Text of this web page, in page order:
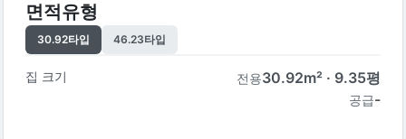
면적유형
30.92타입 46.23타입
집 크기 전용30.92m² · 9.35평
공급-